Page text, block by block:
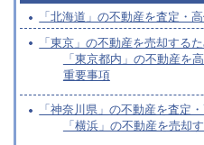
「北海道」の不動産を査定・
「東京」の不動産を売却する
「東京都内」の不動産を
重要事項
「神奈川県」の不動産を査定
「横浜」の不動産を売却